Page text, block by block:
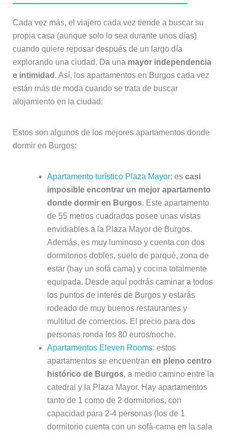
Cada vez más, el viajero cada vez tiende a buscar su
propia casa (aunque solo lo sea durante unos días)
cuando quiere reposar después de un largo día
explorando una ciudad. Da una mayor independencia
e intimidad . Así, los apartamentos en Burgos cada vez
están más de moda cuando se trata de buscar
alojamiento en la ciudad:
Estos son algunos de los mejores apartamentos donde
dormir en Burgos:
Apartamento turístico Plaza Mayor: es casi
imposible encontrar un mejor apartamento
donde dormir en Burgos. Este apartamento
de 55 metros cuadrados posee unas vistas
envidiables a la Plaza Mayor de Burgos.
Además, es muy luminoso y cuenta con dos
dormitorios dobles, suelo de parqué, zona de
estar (hay un sofá cama) y cocina totalmente
equipada. Desde aquí podrás caminar a todos
los puntos de interés de Burgos y estarás
rodeado de muy buenos restaurantes y
multitud de comercios. El precio para dos
personas ronda los 80 euros/noche.
Apartamentos Eleven Rooms: estos
apartamentos se encuentran en pleno centro
histórico de Burgos, a medio camino entre la
catedral y la Plaza Mayor. Hay apartamentos
tanto de 1 como de 2 dormitorios, con
capacidad para 2-4 personas (los de 1
dormitorio cuenta con un sofá-cama en la sala